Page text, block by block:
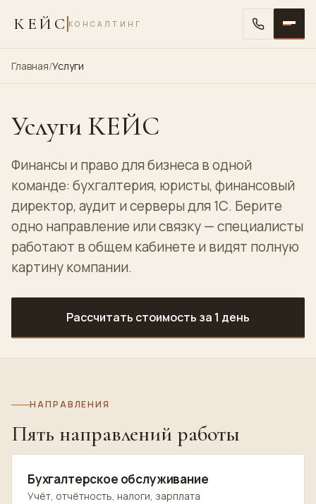
КЕЙС КОНСАЛТИНГ
Главная/Услуги
Услуги КЕЙС
Финансы и право для бизнеса в одной
команде: бухгалтерия, юристы, финансовый
директор, аудит и серверы для 1С. Берите
одно направление или связку — специалисты
работают в общем кабинете и видят полную
картину компании.
Рассчитать стоимость за 1 день
НАПРАВЛЕНИЯ
Пять направлений работы
Бухгалтерское обслуживание
Учёт, отчётность, налоги, зарплата